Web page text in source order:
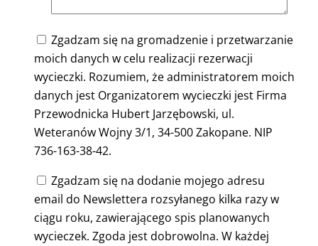
Zgadzam się na gromadzenie i przetwarzanie
moich danych w celu realizacji rezerwacji
wycieczki. Rozumiem, że administratorem moich
danych jest Organizatorem wycieczki jest Firma
Przewodnicka Hubert Jarzębowski, ul.
Weteranów Wojny 3/1, 34-500 Zakopane. NIP
736-163-38-42.
Zgadzam się na dodanie mojego adresu
email do Newslettera rozsyłanego kilka razy w
ciągu roku, zawierającego spis planowanych
wycieczek. Zgoda jest dobrowolna. W każdej